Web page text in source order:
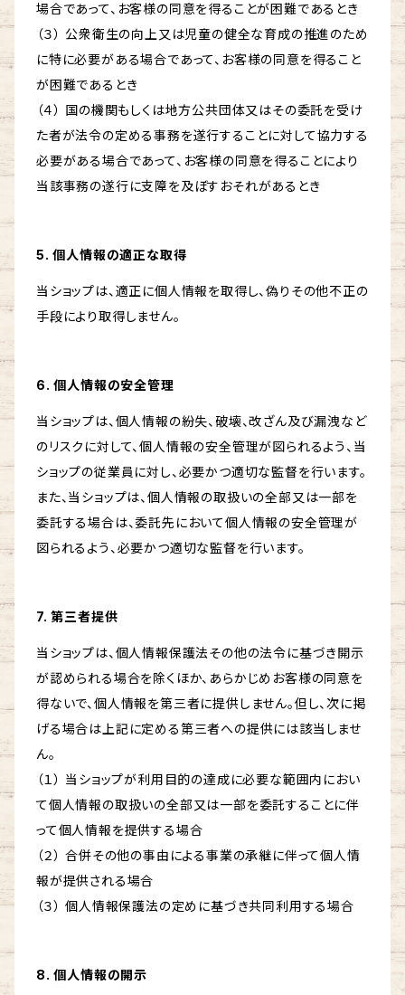
場合であって、お客様の同意を得ることが困難であるとき
（３） 公衆衛生の向上又は児童の健全な育成の推進のため
に特に必要がある場合であって、お客様の同意を得ること
が困難であるとき
（４） 国の機関もしくは地方公共団体又はその委託を受け
た者が法令の定める事務を遂行することに対して協力する
必要がある場合であって、お客様の同意を得ることにより
当該事務の遂行に支障を及ぼすおそれがあるとき
5. 個人情報の適正な取得
当ショップは、適正に個人情報を取得し、偽りその他不正の
手段により取得しません。
6. 個人情報の安全管理
当ショップは、個人情報の紛失、破壊、改ざん及び漏洩など
のリスクに対して、個人情報の安全管理が図られるよう、当
ショップの従業員に対し、必要かつ適切な監督を行います。
また、当ショップは、個人情報の取扱いの全部又は一部を
委託する場合は、委託先において個人情報の安全管理が
図られるよう、必要かつ適切な監督を行います。
7. 第三者提供
当ショップは、個人情報保護法その他の法令に基づき開示
が認められる場合を除くほか、あらかじめお客様の同意を
得ないで、個人情報を第三者に提供しません。但し、次に掲
げる場合は上記に定める第三者への提供には該当しませ
ん。
（１） 当ショップが利用目的の達成に必要な範囲内におい
て個人情報の取扱いの全部又は一部を委託することに伴
って個人情報を提供する場合
（２） 合併その他の事由による事業の承継に伴って個人情
報が提供される場合
（３） 個人情報保護法の定めに基づき共同利用する場合
8. 個人情報の開示